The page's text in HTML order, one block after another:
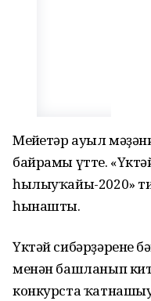
Меңйетәр ауыл
байрамы үтте.
һылыуҡайы-2020»
һынашты.
Үктәй сибәрҙәренең
менән башланып
конкурста